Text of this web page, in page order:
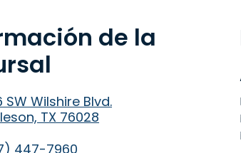
de la
SW Wilshire Blvd.
TX 76028
447-7960